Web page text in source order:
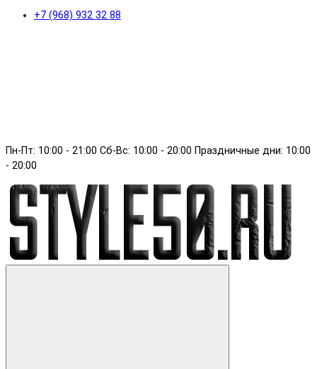
+7 (968) 932 32 88
Пн-Пт: 10:00 - 21:00 Сб-Вс: 10:00 - 20:00 Праздничные дни: 10:00
- 20:00